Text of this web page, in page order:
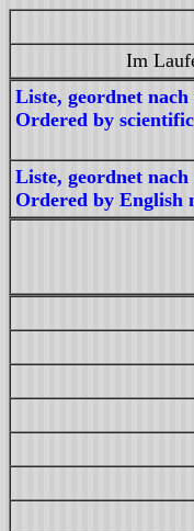
Im
Liste, geordnet
Ordered by
Liste, geordnet
Ordered by English